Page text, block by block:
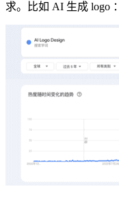
求。比如 AI 生成 logo ：